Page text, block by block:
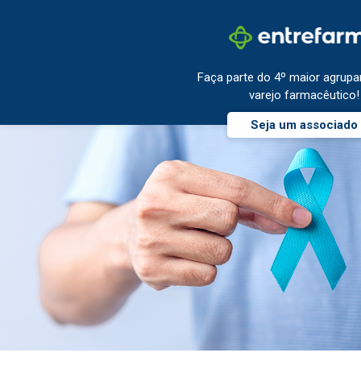
Faça parte do 4º maior
varejo farmacêutico!
Seja um associado